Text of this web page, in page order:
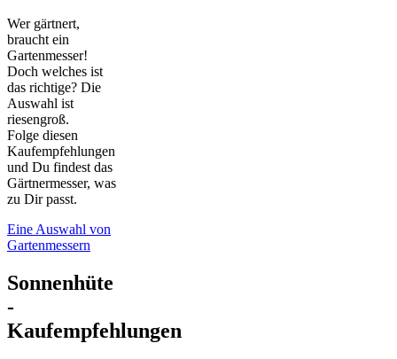
Wer gärtnert,
braucht ein
Gartenmesser!
Doch welches ist
das richtige? Die
Auswahl ist
riesengroß.
Folge diesen
Kaufempfehlungen
und Du findest das
Gärtnermesser, was
zu Dir passt.
Eine Auswahl von
Gartenmessern
Sonnenhüte
-
Kaufempfehlungen